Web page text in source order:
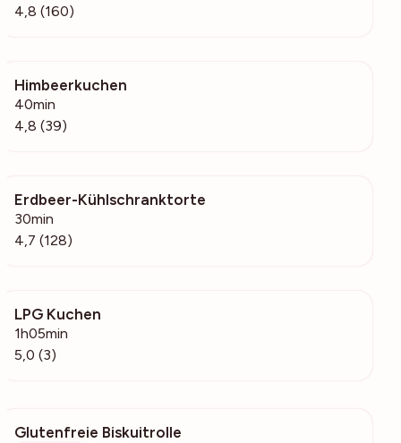
4,8 (160)
Himbeerkuchen
40min
4,8 (39)
Erdbeer-Kühlschranktorte
30min
4,7 (128)
LPG Kuchen
1h05min
5,0 (3)
Glutenfreie Biskuitrolle